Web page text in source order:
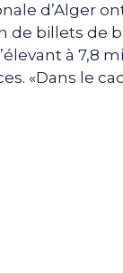
d’Alger
de billets de
à 7,8
«Dans le